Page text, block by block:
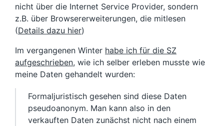
nicht über die Internet Service Provider, sondern
z.B. über Browsererweiterungen, die mitlesen
(Details dazu hier)
Im vergangenen Winter habe ich für die SZ
aufgeschrieben, wie ich selber erleben musste wie
meine Daten gehandelt wurden:
Formaljuristisch gesehen sind diese Daten
pseudoanonym. Man kann also in den
verkauften Daten zunächst nicht nach einem